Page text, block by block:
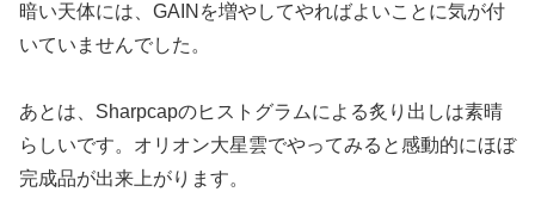
暗い天体には、GAINを増やしてやればよいことに気が付
いていませんでした。
あとは、Sharpcapのヒストグラムによる炙り出しは素晴
らしいです。オリオン大星雲でやってみると感動的にほぼ
完成品が出来上がります。